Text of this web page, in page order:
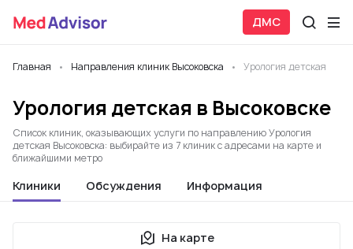
ДМС
Главная Направления клиник Высоковска Урология детская
Урология детская в Высоковске
Список клиник, оказывающих услуги по направлению Урология
детская Высоковска: выбирайте из 7 клиник с адресами на карте и
ближайшими метро
Клиники Обсуждения Информация
На карте